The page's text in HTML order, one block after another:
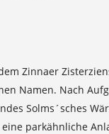
Zinnaer
Namen. Nach
Solms´sches
parkähnliche